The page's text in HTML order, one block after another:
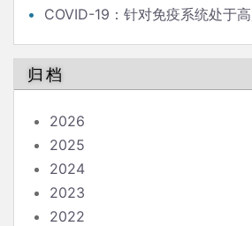
COVID-19：针对免疫系统处于
归档
2026
2025
2024
2023
2022